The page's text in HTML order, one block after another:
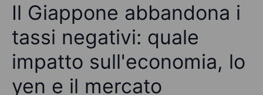
Il Giappone abbandona i
tassi negativi: quale
impatto sull'economia, lo
yen e il mercato